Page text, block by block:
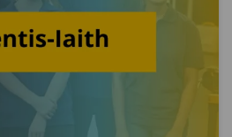
gyfer prentisiaid sydd yn
prentisiaid i gwblhau
gyfrwng y Gymraeg. Mae'r
lefel: Ymwybyddiaeth,
ac mae cwis ar gael i